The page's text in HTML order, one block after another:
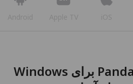
استفاده از PandaVPN برای Windows